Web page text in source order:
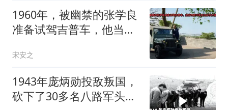
1960年，被幽禁的张学良
准备试驾吉普车，他当时
宋安之
1943年庞炳勋投敌叛国，
砍下了30多名八路军头